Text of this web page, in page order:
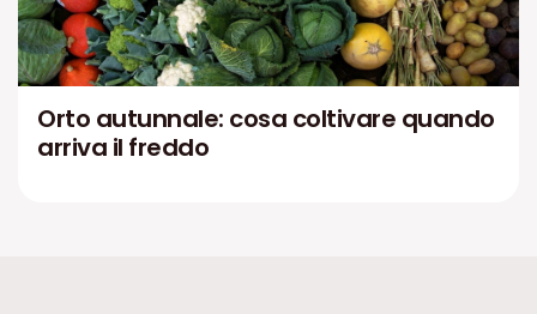
Orto autunnale: cosa coltivare quando
arriva il freddo